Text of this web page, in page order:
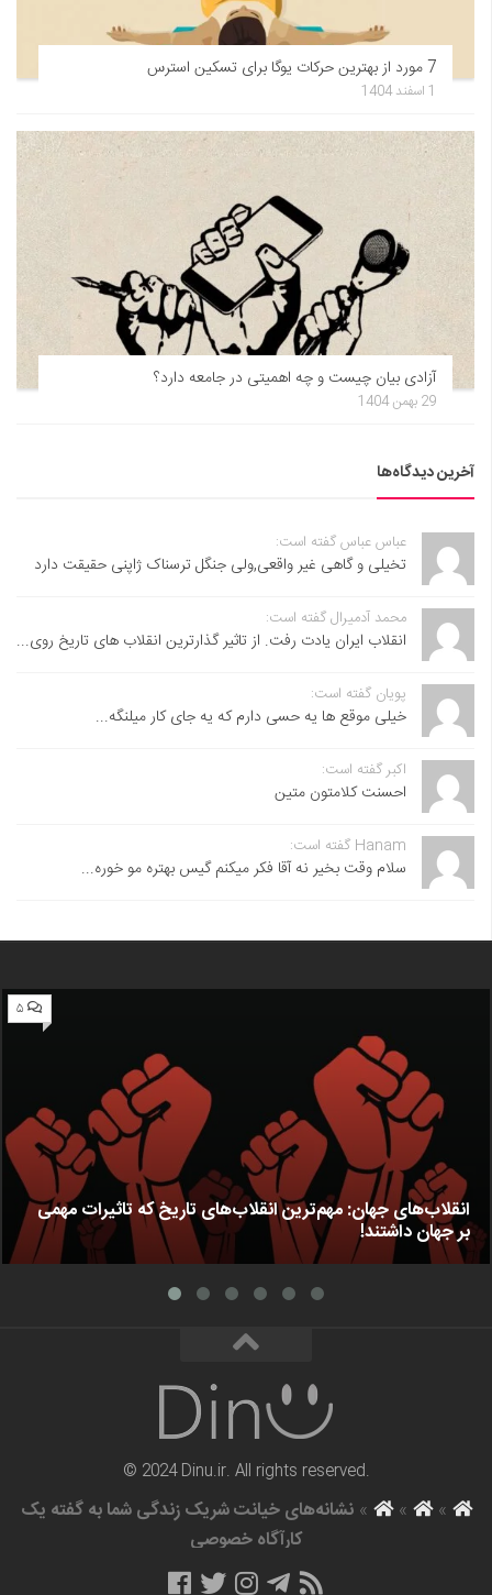
7 مورد از بهترین حرکات یوگا برای تسکین استرس
1 اسفند 1404
آزادی بیان چیست و چه اهمیتی در جامعه دارد؟
29 بهمن 1404
آخرین دیدگاه‌ها
عباس عباس گفته است:
تخیلی و گاهی غیر واقعی,ولی جنگل ترسناک ژاپنی حقیقت دارد
محمد آدمیرال گفته است:
انقلاب ایران یادت رفت. از تاثیر گذارترین انقلاب های تاریخ روی...
پویان گفته است:
خیلی موقع ها یه حسی دارم که یه جای کار میلنگه...
اکبر گفته است:
احسنت ‌کلامتون متین
Hanam گفته است:
سلام وقت بخیر نه آقا فکر میکنم گیس بهتره مو خوره...
۵
انقلاب‌های جهان: مهم‌ترین انقلاب‌های تاریخ که تاثیرات مهمی
بر جهان داشتند!
© 2024 Dinu.ir. All rights reserved.
»
»
»نشانه‌های خیانت شریک زندگی شما به گفته یک
کارآگاه خصوصی